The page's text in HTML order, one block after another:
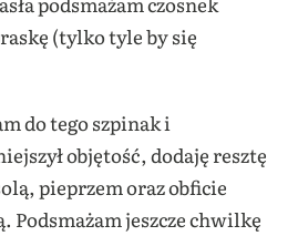
(tylko tyle by się
do tego szpinak i
objętość, dodaję resztę
pieprzem oraz obficie
Podsmażam jeszcze chwilkę